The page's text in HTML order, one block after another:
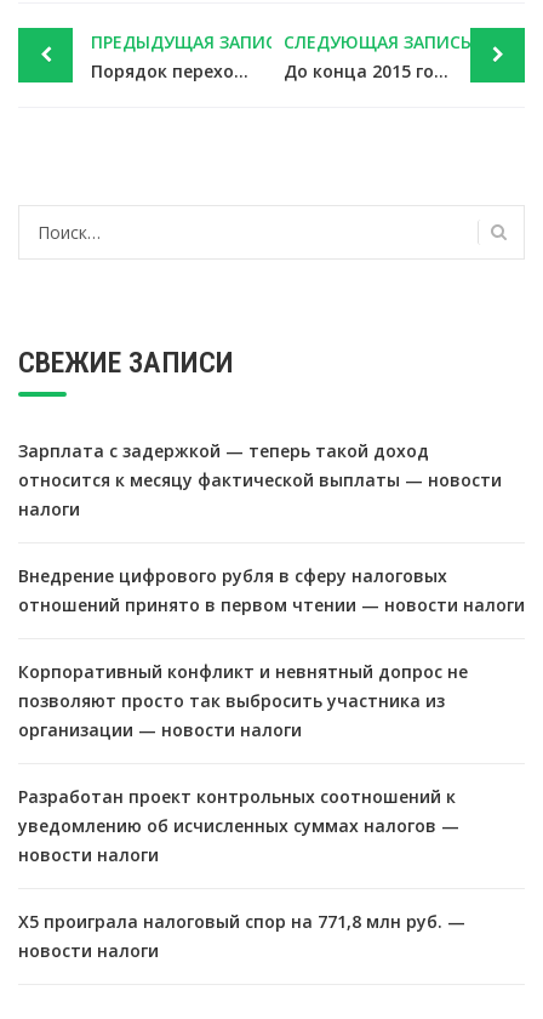
Post
navigation
ПРЕДЫДУЩАЯ ЗАПИСЬ
Порядок перехода с упрощенной системы налогообложения на общий режим налогообложения
СЛЕДУЮЩАЯ ЗАПИСЬ
До конца 2015 года ФНС России перейдет на новый Общероссийский классификатор видов экономической деятельности
СВЕЖИЕ ЗАПИСИ
Зарплата с задержкой — теперь такой доход
относится к месяцу фактической выплаты — новости
налоги
Внедрение цифрового рубля в сферу налоговых
отношений принято в первом чтении — новости налоги
Корпоративный конфликт и невнятный допрос не
позволяют просто так выбросить участника из
организации — новости налоги
Разработан проект контрольных соотношений к
уведомлению об исчисленных суммах налогов —
новости налоги
X5 проиграла налоговый спор на 771,8 млн руб. —
новости налоги